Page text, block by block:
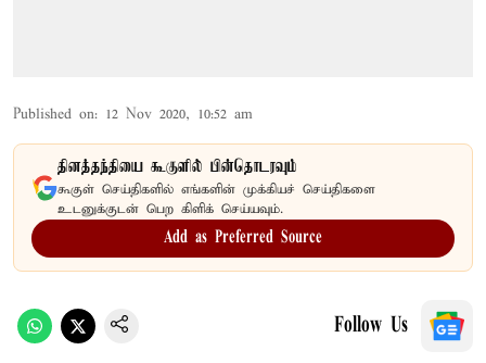
Published on: 12 Nov 2020, 10:52 am
தினத்தந்தியை கூகுளில் பின்தொடரவும்
கூகுள் செய்திகளில் எங்களின் முக்கியச் செய்திகளை
உடனுக்குடன் பெற கிளிக் செய்யவும்.
Add as Preferred Source
Follow Us